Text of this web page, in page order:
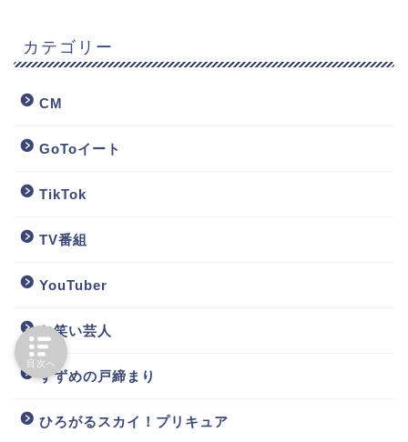
カテゴリー
CM
GoToイート
TikTok
TV番組
YouTuber
お笑い芸人
すずめの戸締まり
ひろがるスカイ！プリキュア
目次へ